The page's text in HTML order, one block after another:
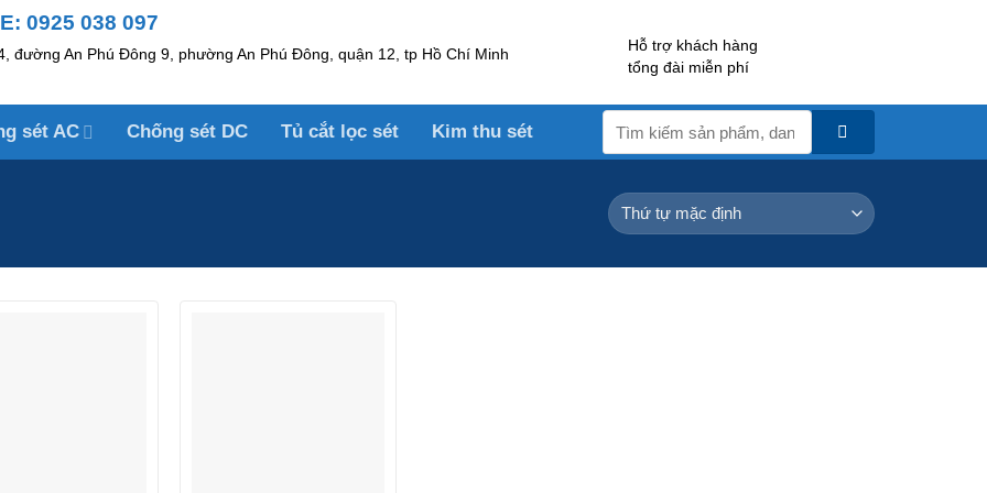
0925 038 097
đường An Phú Đông 9, phường An Phú Đông, quận 12, tp Hồ Chí Minh
Hỗ trợ khách hàng
tổng đài miễn phí
sét AC Chống sét DC Tủ cắt lọc sét Kim thu sét
kiếm: